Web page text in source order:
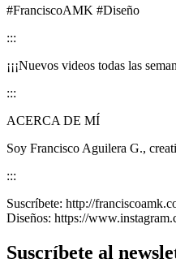
#FranciscoAMK #Diseño
:::
¡¡¡Nuevos videos todas las
:::
ACERCA DE MÍ
Soy Francisco Aguilera G.,
:::
Suscríbete: http://
Diseños: https://
Suscríbete al